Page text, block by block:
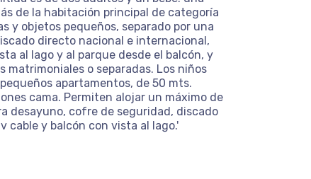
de la habitación principal de categoría
y objetos pequeños, separado por una
directo nacional e internacional,
al lago y al parque desde el balcón, y
matrimoniales o separadas. Los niños
apartamentos, de 50 mts.
cama. Permiten alojar un máximo de
desayuno, cofre de seguridad, discado
cable y balcón con vista al lago.'